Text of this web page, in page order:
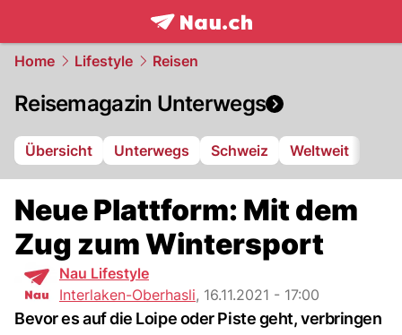
frontpage.NAU.ch
Home Lifestyle Reisen
Reisemagazin Unterwegs
Übersicht Unterwegs Schweiz Weltweit
Neue Plattform: Mit dem
Zug zum Wintersport
Nau Lifestyle
Interlaken-Oberhasli, 16.11.2021 - 17:00
Bevor es auf die Loipe oder Piste geht, verbringen